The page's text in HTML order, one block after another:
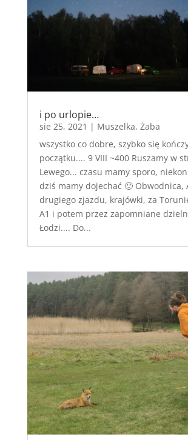
i po urlopie…
sie 25, 2021 | Muszelka, Żaba
wszystko co dobre, szybko się
początku.... 9 VIII ~400 Ruszamy w
Lewego... czasu mamy sporo,
dziś mamy dojechać 🙂 Obwodnica,
drugiego zjazdu, krajówki, za
A1 i potem przez zapomniane
Łodzi.... Do...